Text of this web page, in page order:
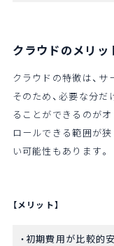
クラウドのメリッ
クラウドの特徴は、サ
そのため、必要な分
ることができるのが
ロールできる範囲が
い可能性もあります。
【メリット】
初期費用が比較的